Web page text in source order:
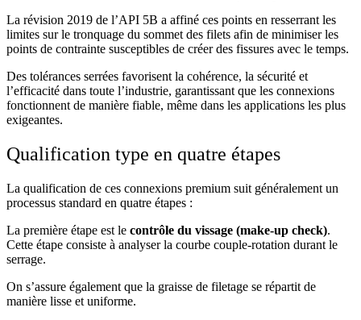
La révision 2019 de l’API 5B a affiné ces points en resserrant les
limites sur le tronquage du sommet des filets afin de minimiser les
points de contrainte susceptibles de créer des fissures avec le temps.
Des tolérances serrées favorisent la cohérence, la sécurité et
l’efficacité dans toute l’industrie, garantissant que les connexions
fonctionnent de manière fiable, même dans les applications les plus
exigeantes.
Qualification type en quatre étapes
La qualification de ces connexions premium suit généralement un
processus standard en quatre étapes :
La première étape est le contrôle du vissage (make-up check).
Cette étape consiste à analyser la courbe couple-rotation durant le
serrage.
On s’assure également que la graisse de filetage se répartit de
manière lisse et uniforme.